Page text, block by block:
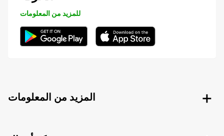
للمزيد من المعلومات
المزيد من المعلومات